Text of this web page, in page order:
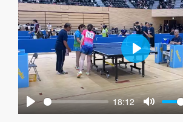
Play
18:12
Mute
Play